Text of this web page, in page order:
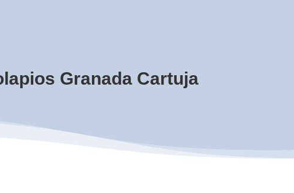
Granada Cartuja